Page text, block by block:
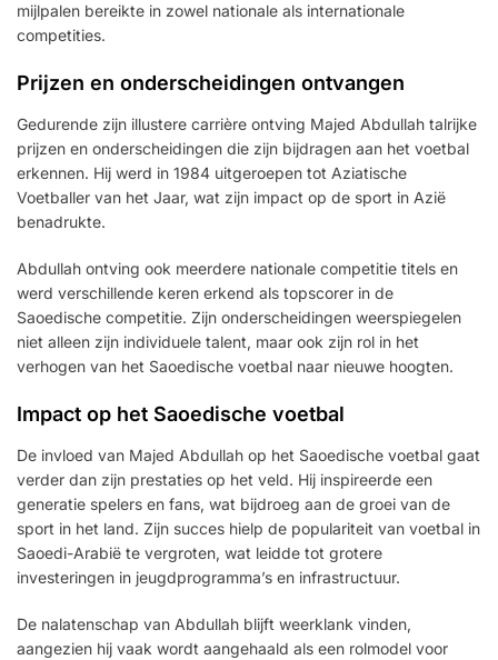
mijlpalen bereikte in zowel nationale als internationale
competities.
Prijzen en onderscheidingen ontvangen
Gedurende zijn illustere carrière ontving Majed Abdullah talrijke
prijzen en onderscheidingen die zijn bijdragen aan het voetbal
erkennen. Hij werd in 1984 uitgeroepen tot Aziatische
Voetballer van het Jaar, wat zijn impact op de sport in Azië
benadrukte.
Abdullah ontving ook meerdere nationale competitie titels en
werd verschillende keren erkend als topscorer in de
Saoedische competitie. Zijn onderscheidingen weerspiegelen
niet alleen zijn individuele talent, maar ook zijn rol in het
verhogen van het Saoedische voetbal naar nieuwe hoogten.
Impact op het Saoedische voetbal
De invloed van Majed Abdullah op het Saoedische voetbal gaat
verder dan zijn prestaties op het veld. Hij inspireerde een
generatie spelers en fans, wat bijdroeg aan de groei van de
sport in het land. Zijn succes hielp de populariteit van voetbal in
Saoedi-Arabië te vergroten, wat leidde tot grotere
investeringen in jeugdprogramma’s en infrastructuur.
De nalatenschap van Abdullah blijft weerklank vinden,
aangezien hij vaak wordt aangehaald als een rolmodel voor